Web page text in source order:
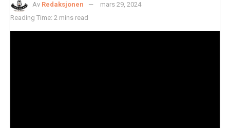
Av Redaksjonen
mars 29, 2024
Reading Time: 2 mins read